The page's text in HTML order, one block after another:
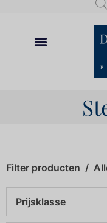
Filter producten
Prijsklasse